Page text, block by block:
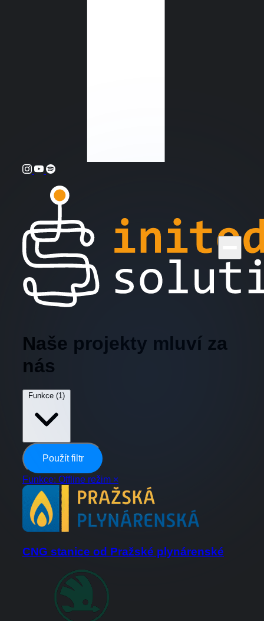
Naše projekty mluví za
nás
Funkce (1)
Použít filtr
Funkce: Offline režim ×
CNG stanice od Pražské plynárenské